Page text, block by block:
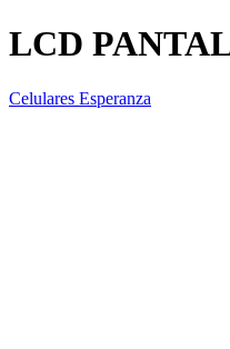
LCD
Celulares Esperanza